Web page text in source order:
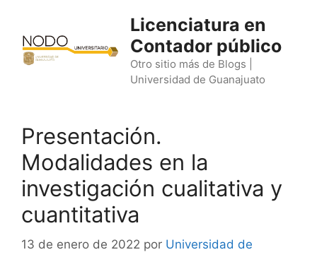
contenido
Licenciatura en
Contador público
Otro sitio más de Blogs |
Universidad de Guanajuato
Presentación.
Modalidades en la
investigación cualitativa y
cuantitativa
13 de enero de 2022 por Universidad de